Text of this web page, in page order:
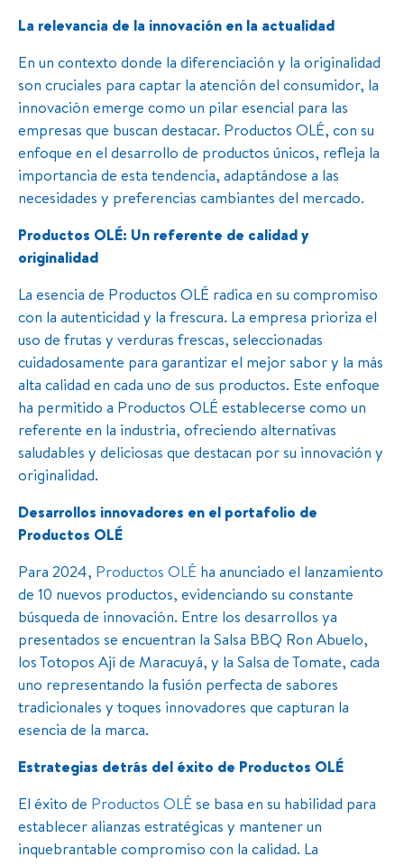
La relevancia de la innovación en la actualidad
En un contexto donde la diferenciación y la originalidad
son cruciales para captar la atención del consumidor, la
innovación emerge como un pilar esencial para las
empresas que buscan destacar. Productos OLÉ, con su
enfoque en el desarrollo de productos únicos, refleja la
importancia de esta tendencia, adaptándose a las
necesidades y preferencias cambiantes del mercado.
Productos OLÉ: Un referente de calidad y
originalidad
La esencia de Productos OLÉ radica en su compromiso
con la autenticidad y la frescura. La empresa prioriza el
uso de frutas y verduras frescas, seleccionadas
cuidadosamente para garantizar el mejor sabor y la más
alta calidad en cada uno de sus productos. Este enfoque
ha permitido a Productos OLÉ establecerse como un
referente en la industria, ofreciendo alternativas
saludables y deliciosas que destacan por su innovación y
originalidad.
Desarrollos innovadores en el portafolio de
Productos OLÉ
Para 2024, Productos OLÉ ha anunciado el lanzamiento
de 10 nuevos productos, evidenciando su constante
búsqueda de innovación. Entre los desarrollos ya
presentados se encuentran la Salsa BBQ Ron Abuelo,
los Totopos Ají de Maracuyá, y la Salsa de Tomate, cada
uno representando la fusión perfecta de sabores
tradicionales y toques innovadores que capturan la
esencia de la marca.
Estrategias detrás del éxito de Productos OLÉ
El éxito de Productos OLÉ se basa en su habilidad para
establecer alianzas estratégicas y mantener un
inquebrantable compromiso con la calidad. La